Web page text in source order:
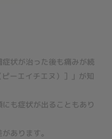
状が治った後も痛みが続
ーエイチエヌ）］」 が知
も症状が出ることもあり
あります。